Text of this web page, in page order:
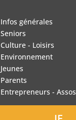
Infos générales
Seniors
Culture - Loisirs
Environnement
Jeunes
Parents
Entrepreneurs - Assos